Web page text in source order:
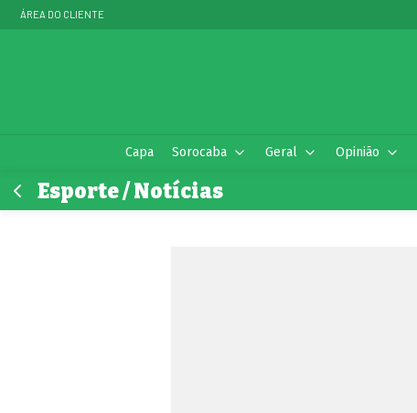
ÁREA DO CLIENTE
Capa Sorocaba Geral Opinião
Esporte / Notícias